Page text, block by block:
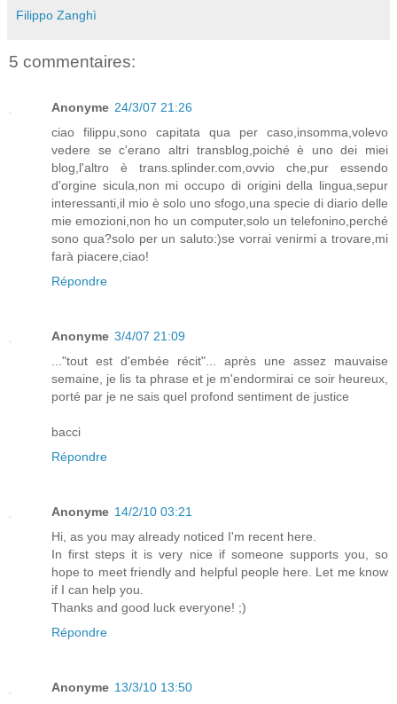
Filippo Zanghì
5 commentaires:
Anonyme 24/3/07 21:26
ciao filippu,sono capitata qua per caso,insomma,volevo
vedere se c'erano altri transblog,poiché è uno dei miei
blog,l'altro è trans.splinder.com,ovvio che,pur essendo
d'orgine sicula,non mi occupo di origini della lingua,sepur
interessanti,il mio è solo uno sfogo,una specie di diario delle
mie emozioni,non ho un computer,solo un telefonino,perché
sono qua?solo per un saluto:)se vorrai venirmi a trovare,mi
farà piacere,ciao!
Répondre
Anonyme 3/4/07 21:09
..."tout est d'embée récit"... après une assez mauvaise
semaine, je lis ta phrase et je m'endormirai ce soir heureux,
porté par je ne sais quel profond sentiment de justice
bacci
Répondre
Anonyme 14/2/10 03:21
Hi, as you may already noticed I'm recent here.
In first steps it is very nice if someone supports you, so
hope to meet friendly and helpful people here. Let me know
if I can help you.
Thanks and good luck everyone! ;)
Répondre
Anonyme 13/3/10 13:50